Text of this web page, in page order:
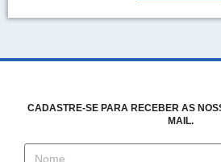
CADASTRE-SE PARA RECEBER AS
MAIL.